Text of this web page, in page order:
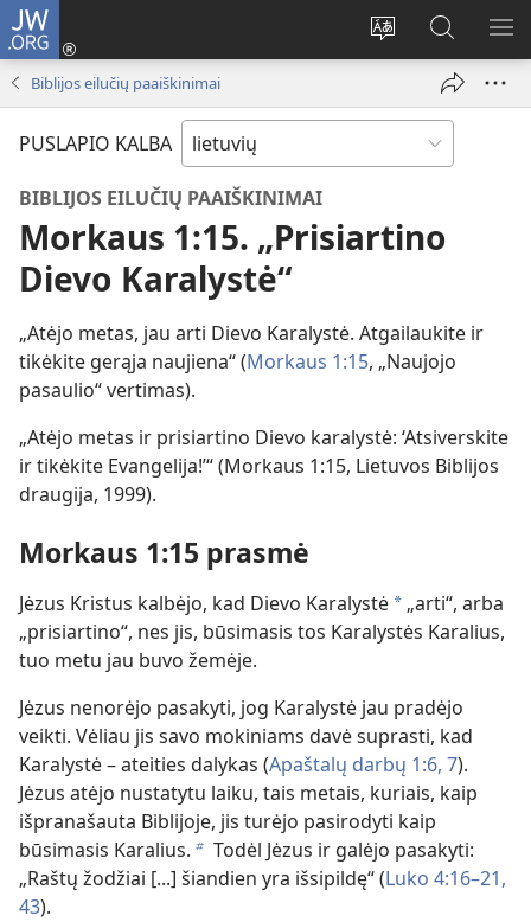
JW.ORG
Pakeisti
svetainės
Prisijungti
(atsiveria Paieška
svetainėje
JW.ORG
Biblijos eilučių paaiškinimai
PUSLAPIO KALBA
BIBLIJOS EILUČIŲ PAAIŠKINIMAI
Morkaus 1:15. „Prisiartino
Dievo Karalystė“
„Atėjo metas, jau arti Dievo Karalystė. Atgailaukite ir
tikėkite gerąja naujiena“ (Morkaus 1:15, „Naujojo
pasaulio“ vertimas).
„Atėjo metas ir prisiartino Dievo karalystė: ‘Atsiverskite
ir tikėkite Evangelija!’“ (Morkaus 1:15, Lietuvos Biblijos
draugija, 1999).
Morkaus 1:15 prasmė
Jėzus Kristus kalbėjo, kad Dievo Karalystė a „arti“, arba
„prisiartino“, nes jis, būsimasis tos Karalystės Karalius,
tuo metu jau buvo žemėje.
Jėzus nenorėjo pasakyti, jog Karalystė jau pradėjo
veikti. Vėliau jis savo mokiniams davė suprasti, kad
Karalystė – ateities dalykas (Apaštalų darbų 1:6, 7).
Jėzus atėjo nustatytu laiku, tais metais, kuriais, kaip
išpranašauta Biblijoje, jis turėjo pasirodyti kaip
būsimasis Karalius. b Todėl Jėzus ir galėjo pasakyti:
„Raštų žodžiai [...] šiandien yra išsipildę“ (Luko 4:16–21,
43).